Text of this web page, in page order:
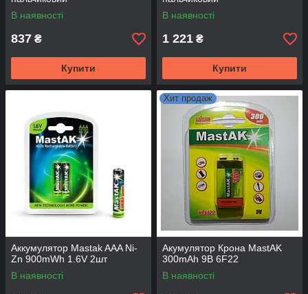
В наявності
837 ₴
Купити
В наявності
1 221 ₴
Купити
Аккумулятор Mastak AAA Ni-
Zn 900mWh 1.6V 2шт
В наявності
Хит продаж
Акумулятор Крона MastAK
300mAh 9В 6F22
В наявності